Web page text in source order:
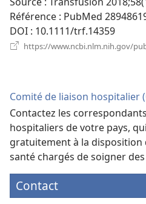
fenêtre)
Référence ‎: PubMed
DOI ‎: 10.1111/trf.14359
https://www.ncbi.nlm.nih.gov/
Comité de liaison hospitalier
Contactez les
hospitaliers de votre pays,
gratuitement à la disposition
santé chargés de soigner
Contact